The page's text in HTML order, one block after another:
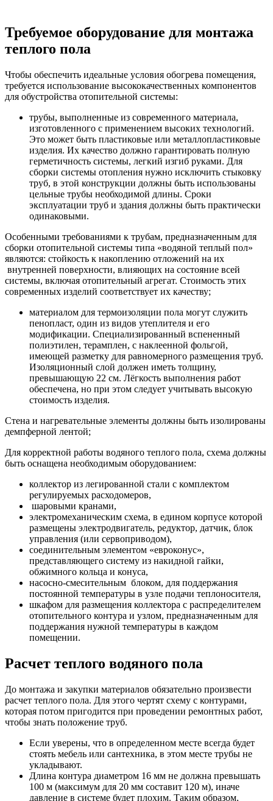
Требуемое оборудование для монтажа
теплого пола
Чтобы обеспечить идеальные условия обогрева помещения,
требуется использование высококачественных компонентов
для обустройства отопительной системы:
трубы, выполненные из современного материала,
изготовленного с применением высоких технологий.
Это может быть пластиковые или металлопластиковые
изделия. Их качество должно гарантировать полную
герметичность системы, легкий изгиб руками. Для
сборки системы отопления нужно исключить стыковку
труб, в этой конструкции должны быть использованы
цельные трубы необходимой длины. Сроки
эксплуатации труб и здания должны быть практически
одинаковыми.
Особенными требованиями к трубам, предназначенным для
сборки отопительной системы типа «водяной теплый пол»
являются: стойкость к накоплению отложений на их
внутренней поверхности, влияющих на состояние всей
системы, включая отопительный агрегат. Стоимость этих
современных изделий соответствует их качеству;
материалом для термоизоляции пола могут служить
пенопласт, один из видов утеплителя и его
модификации. Специализированный вспененный
полиэтилен, терамплен, с наклеенной фольгой,
имеющей разметку для равномерного размещения труб.
Изоляционный слой должен иметь толщину,
превышающую 22 см. Лёгкость выполнения работ
обеспечена, но при этом следует учитывать высокую
стоимость изделия.
Стена и нагревательные элементы должны быть изолированы
демпферной лентой;
Для корректной работы водяного теплого пола, схема должны
быть оснащена необходимым оборудованием:
коллектор из легированной стали с комплектом
регулируемых расходомеров,
шаровыми кранами,
электромеханическим схема, в едином корпусе которой
размещены электродвигатель, редуктор, датчик, блок
управления (или сервоприводом),
соединительным элементом «евроконус»,
представляющего систему из накидной гайки,
обжимного кольца и конуса,
насосно-смесительным блоком, для поддержания
постоянной температуры в узле подачи теплоносителя,
шкафом для размещения коллектора с распределителем
отопительного контура и узлом, предназначенным для
поддержания нужной температуры в каждом
помещении.
Расчет теплого водяного пола
До монтажа и закупки материалов обязательно произвести
расчет теплого пола. Для этого чертят схему с контурами,
которая потом пригодится при проведении ремонтных работ,
чтобы знать положение труб.
Если уверены, что в определенном месте всегда будет
стоять мебель или сантехника, в этом месте трубы не
укладывают.
Длина контура диаметром 16 мм не должна превышать
100 м (максимум для 20 мм составит 120 м), иначе
давление в системе будет плохим. Таким образом,